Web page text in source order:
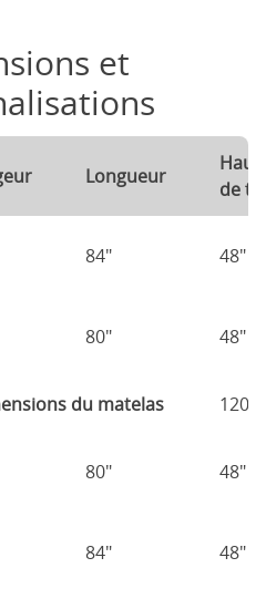
et
Longueur
de
84" 48"
80" 48"
du matelas
80" 48"
84" 48"